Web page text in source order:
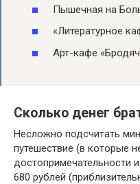
Пышечная на
«Литературное
Арт-кафе
Сколько денег
Несложно подсчитать
путешествие (в которые
достопримечательности
680 рублей